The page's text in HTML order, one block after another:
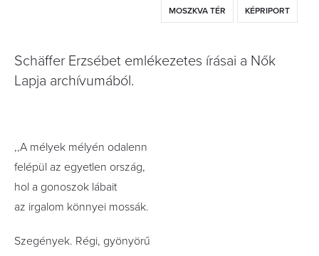
MOSZKVA TÉR KÉPRIPORT
Schäffer Erzsébet emlékezetes írásai a Nők
Lapja archívumából.
,,A mélyek mélyén odalenn
felépül az egyetlen ország,
hol a gonoszok lábait
az irgalom könnyei mossák.
Szegények. Régi, gyönyörű